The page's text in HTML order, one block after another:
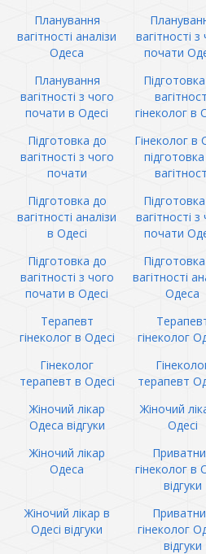
Планування
вагітності аналізи
Одеса
вагітності з
почати
Планування
вагітності з чого
почати в Одесі
гінеколог в
Підготовка до
вагітності з чого
почати
Гінеколог в
Підготовка до
вагітності аналізи
в Одесі
вагітності з
почати
Підготовка до
вагітності з чого
почати в Одесі
вагітності
Одеса
Терапевт
гінеколог в Одесі
гінеколог
Гінеколог
терапевт в Одесі
терапевт
Жіночий лікар
Одеса відгуки
Жіночий
Одесі
Жіночий лікар
Одеса
гінеколог в
відгуки
Жіночий лікар в
Одесі відгуки
гінеколог
відгуки